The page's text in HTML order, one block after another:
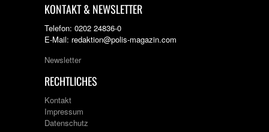
KONTAKT & NEWSLETTER
Telefon: 0202 24836-0
E-Mail: redaktion@polis-magazin.com
Newsletter
RECHTLICHES
Kontakt
Impressum
Datenschutz